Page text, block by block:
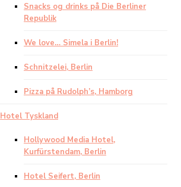
Snacks og drinks på Die Berliner
Republik
We love… Simela i Berlin!
Schnitzelei, Berlin
Pizza på Rudolph’s, Hamborg
Hotel Tyskland
Hollywood Media Hotel,
Kurfürstendam, Berlin
Hotel Seifert, Berlin